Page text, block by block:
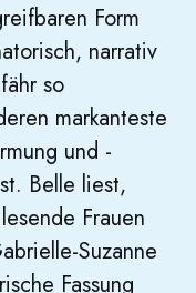
Form
narrativ
so
markanteste
und -
Belle liest,
Frauen
Suzanne
Fassung